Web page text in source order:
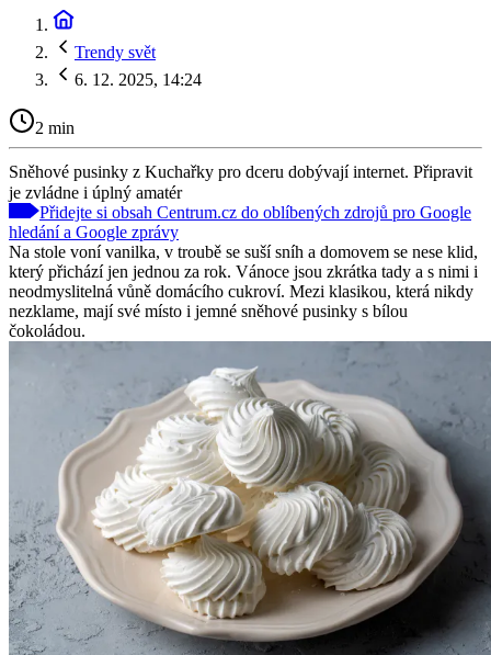
Trendy svět
6. 12. 2025, 14:24
2 min
Sněhové pusinky z Kuchařky pro dceru dobývají internet. Připravit
je zvládne i úplný amatér
Přidejte si obsah Centrum.cz do oblíbených zdrojů pro Google
hledání a Google zprávy
Na stole voní vanilka, v troubě se suší sníh a domovem se nese klid,
který přichází jen jednou za rok. Vánoce jsou zkrátka tady a s nimi i
neodmyslitelná vůně domácího cukroví. Mezi klasikou, která nikdy
nezklame, mají své místo i jemné sněhové pusinky s bílou
čokoládou.